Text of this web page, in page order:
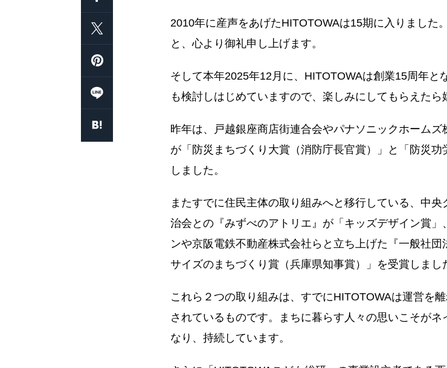
2010年に産声をあげたHITOTOWAは15期に入りました
と、心より御礼申し上げます。
そして本年2025年12月に、HITOTOWAは創業15周年と
も検討しはじめていますので、楽しみにしてもらえたら
昨年は、戸越銀座商店街連合会やパナソニックホーム
が「防災まちづくり大賞（消防庁長官賞）」と「防災
しました。
またすでに住民主体の取り組みへと移行している、中
治会との『みずべのアトリエ』が「キッズデザイン賞」
ンや京阪電鉄不動産株式会社らと立ち上げた『一般社
サイズのまちづくり賞（兵庫県知事賞）」を受賞しまし
これら２つの取り組みは、すでにHITOTOWAは運営を
されているものです。まちに暮らす人々の思いこそがネ
なり、持続しています。